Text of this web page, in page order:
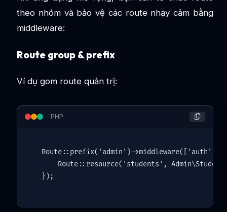
theo nhóm và bảo vệ các route nhạy cảm bằng
middleware:
Route group & prefix
Ví dụ gom route quản trị:
PHP
Route :: prefix( 'admin' )->middleware([ 'auth'
Route :: resource( 'students' ,